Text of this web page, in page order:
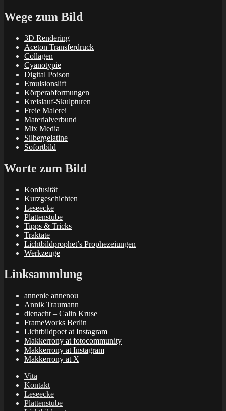
Wege zum Bild
3D Rendering
Aceton Transferdruck
Collagen
Cyanotypie
Digital Poison
Emulsionslift
Körperabformungen
Kreislauf-Skulpturen
Freie Malerei
Materialverbund
Mix Media
Silbergelatine
Sofortbild
Worte zum Bild
Konfusität
Kurzgeschichten
Leseecke
Plattenstube
Tipps & Tricks
Traktate
Lichtbildprophet’s Prophezeiungen
Werkzeuge
Linksammlung
annenie annenou
Annik Traumann
dienacht – Calin Kruse
FrameWorks Berlin
Lichtbildpoet at Instagram
Makkerrony at fotocommunity
Makkerrony at Instagram
Makkerrony at X
Vita
Kontakt
Leseecke
Plattenstube